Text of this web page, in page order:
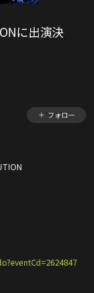
に出演決
フォロー